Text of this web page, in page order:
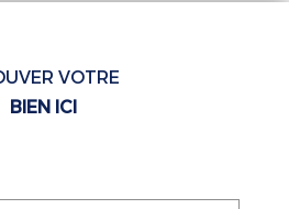
VOTRE
BIEN ICI